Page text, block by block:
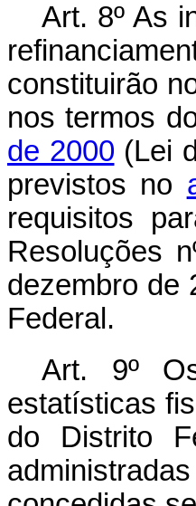
Art. 8º As
constituirão
nos termos
de 2000 (Lei
previstos no
requisitos
Resoluções
dezembro de
Federal.
Art. 9º
estatísticas
do Distrito